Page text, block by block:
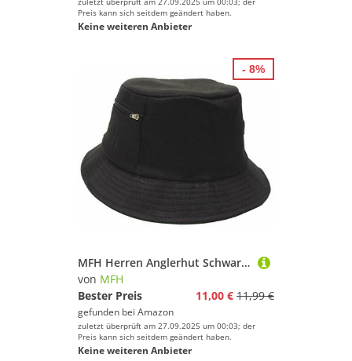
Preis kann sich seitdem geändert haben.
Keine weiteren Anbieter
MFH Herren Anglerhut Schwarz Größe M
von MFH
Bester Preis
11,00 € 11,99 €
gefunden bei Amazon
zuletzt überprüft am 27.09.2025 um 00:03; der
Preis kann sich seitdem geändert haben.
Keine weiteren Anbieter
- 8%